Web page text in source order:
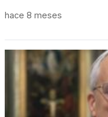
hace 8 meses